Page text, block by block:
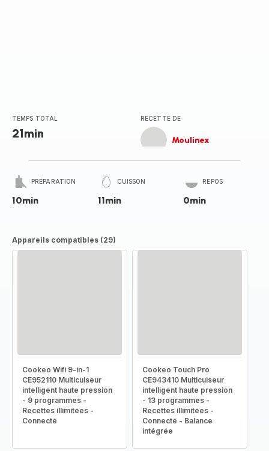
TEMPS TOTAL
21min
RECETTE DE
Moulinex
PRÉPARATION
10min
CUISSON
11min
REPOS
0min
Appareils compatibles (29)
Cookeo Wifi 9-in-1
CE952110 Multicuiseur
intelligent haute pression
- 9 programmes -
Recettes illimitées -
Connecté
Cookeo Touch Pro
CE943410 Multicuiseur
intelligent haute pression
- 13 programmes -
Recettes illimitées -
Connecté - Balance
intégrée